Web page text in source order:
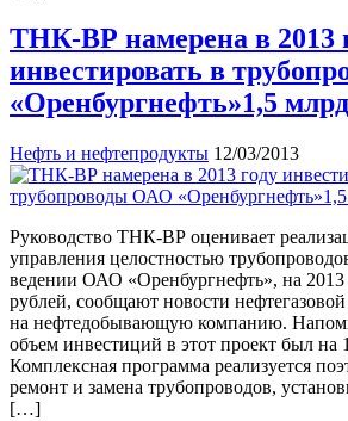
ТНК-ВР намерена в 2013
инвестировать в
«Оренбургнефть»1,5
Нефть и нефтепродукты 12/03/2013
Руководство ТНК-ВР оценивает
управления целостностью
ведении ОАО «Оренбургнефть», на 2013
рублей, сообщают новости
на нефтедобывающую компанию.
объем инвестиций в этот проект был на
Комплексная программа реализуется
ремонт и замена трубопроводов,
[…]